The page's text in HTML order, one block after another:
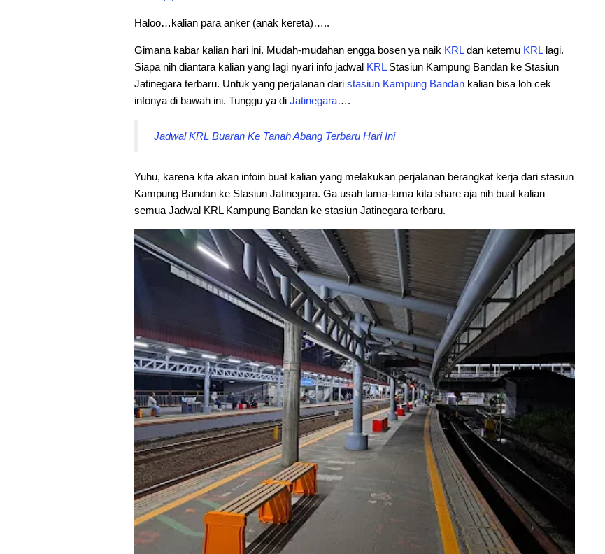
Haloo…kalian para anker (anak kereta)…..
Gimana kabar kalian hari ini. Mudah-mudahan engga bosen ya naik KRLdan ketemu KRLlagi.
Siapa nih diantara kalian yang lagi nyari info jadwal KRLStasiun Kampung Bandan ke Stasiun
Jatinegara terbaru. Untuk yang perjalanan dari stasiun Kampung Bandan kalian bisa loh cek
infonya di bawah ini. Tunggu ya di Jatinegara….
Jadwal KRL Buaran Ke Tanah Abang Terbaru Hari Ini
Yuhu, karena kita akan infoin buat kalian yang melakukan perjalanan berangkat kerja dari stasiun
Kampung Bandan ke Stasiun Jatinegara. Ga usah lama-lama kita share aja nih buat kalian
semua Jadwal KRL Kampung Bandan ke stasiun Jatinegara terbaru.